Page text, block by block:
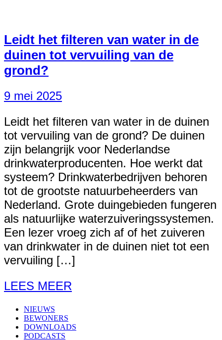
Leidt het filteren van water in de
duinen tot vervuiling van de
grond?
9 mei 2025
Leidt het filteren van water in de duinen
tot vervuiling van de grond? De duinen
zijn belangrijk voor Nederlandse
drinkwaterproducenten. Hoe werkt dat
systeem? Drinkwaterbedrijven behoren
tot de grootste natuurbeheerders van
Nederland. Grote duingebieden fungeren
als natuurlijke waterzuiveringssystemen.
Een lezer vroeg zich af of het zuiveren
van drinkwater in de duinen niet tot een
vervuiling […]
LEES MEER
NIEUWS
BEWONERS
DOWNLOADS
PODCASTS